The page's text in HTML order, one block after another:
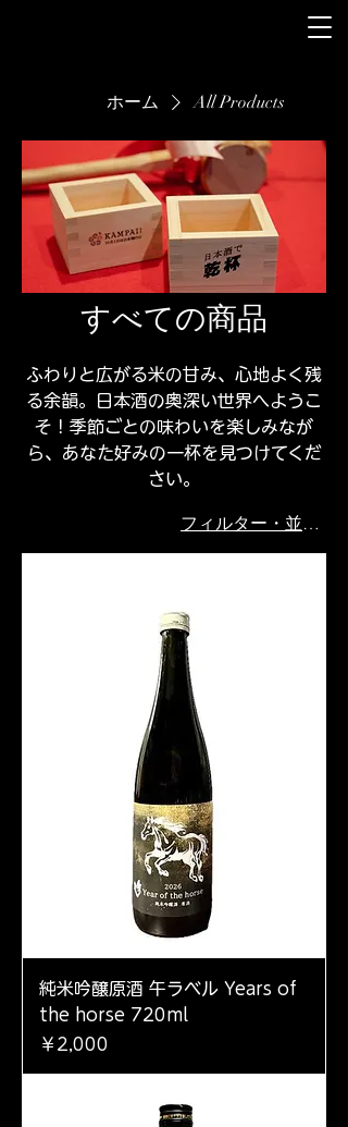
ホーム All Products
すべての商品
ふわりと広がる米の甘み、心地よく残
る余韻。日本酒の奥深い世界へようこ
そ！季節ごとの味わいを楽しみなが
ら、あなた好みの一杯を見つけてくだ
さい。
フィルター・並び替え
純米吟醸原酒 午ラベル Years of
the horse 720ml
価格
￥2,000